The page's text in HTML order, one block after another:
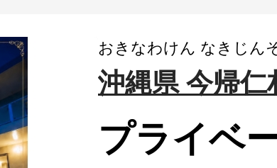
おきなわけん なきじん
沖縄県 今帰仁
プライベ